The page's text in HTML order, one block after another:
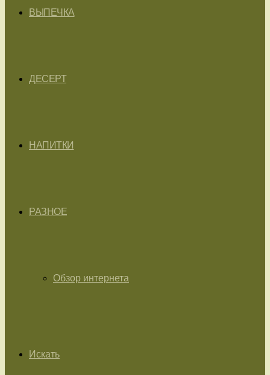
ВЫПЕЧКА
ДЕСЕРТ
НАПИТКИ
РАЗНОЕ
Обзор интернета
Искать